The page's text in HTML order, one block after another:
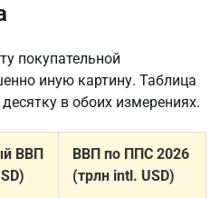
покупательной
иную картину. Таблица
в обоих измерениях.
ВВП
ВВП по ППС 2026
(трлн intl. USD)